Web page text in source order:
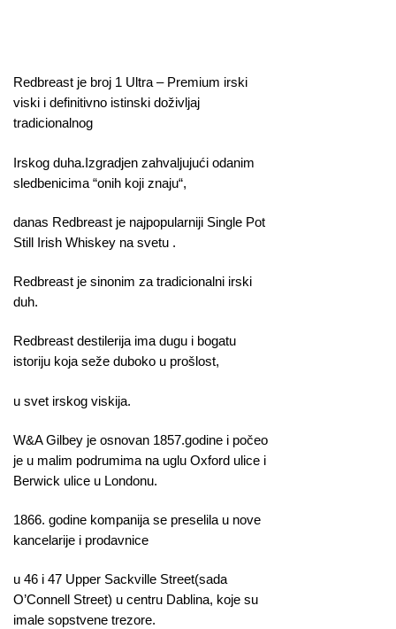
Redbreast je broj 1 Ultra – Premium irski
viski i definitivno istinski doživljaj
tradicionalnog
Irskog duha.Izgradjen zahvaljujući odanim
sledbenicima “onih koji znaju“,
danas Redbreast je najpopularniji Single Pot
Still Irish Whiskey na svetu .
Redbreast je sinonim za tradicionalni irski
duh.
Redbreast destilerija ima dugu i bogatu
istoriju koja seže duboko u prošlost,
u svet irskog viskija.
W&A Gilbey je osnovan 1857.godine i počeo
je u malim podrumima na uglu Oxford ulice i
Berwick ulice u Londonu.
1866. godine kompanija se preselila u nove
kancelarije i prodavnice
u 46 i 47 Upper Sackville Street(sada
O’Connell Street) u centru Dablina, koje su
imale sopstvene trezore.